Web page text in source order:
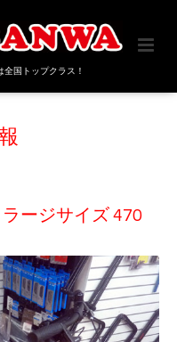
国トップクラス！
ージサイズ 470